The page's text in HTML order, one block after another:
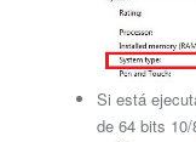
Si está
de 64 bits